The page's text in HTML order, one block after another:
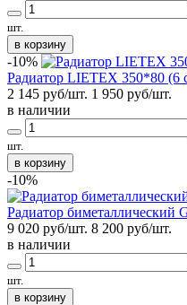
шт.
в корзину
-10%
Радиатор LIETEX 350*80 (6
2 145 руб/шт. 1 950 руб/шт.
в наличии
шт.
в корзину
-10%
Радиатор
9 020 руб/шт. 8 200 руб/шт.
в наличии
шт.
в корзину